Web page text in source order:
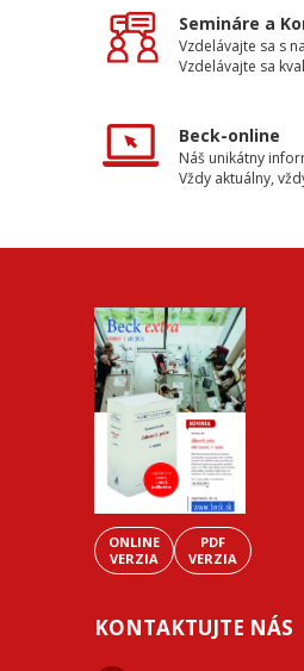
Semináre a
Vzdelávajte sa s
Vzdelávajte sa
Beck-online
Náš unikátny
Vždy aktuálny,
ONLINE
VERZIA
PDF
VERZIA
KONTAKTUJTE NÁS